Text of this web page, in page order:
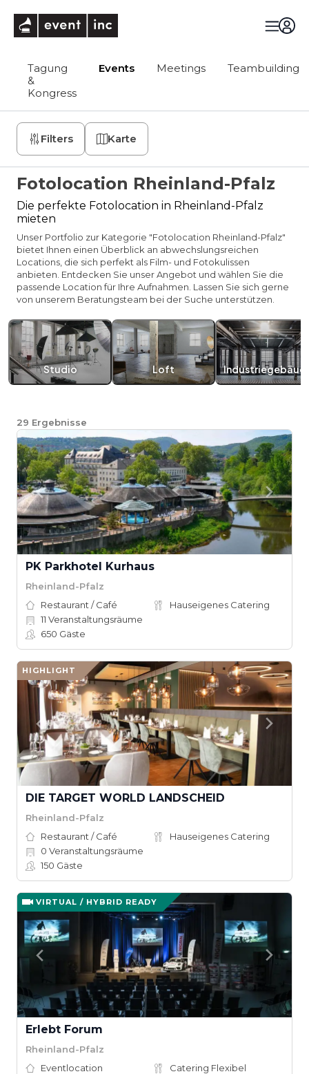
Tagung
&
Kongress
Events Meetings Teambuilding
Filters Karte
Fotolocation Rheinland-Pfalz
Die perfekte Fotolocation in Rheinland-Pfalz
mieten
Unser Portfolio zur Kategorie "Fotolocation Rheinland-Pfalz"
bietet Ihnen einen Überblick an abwechslungsreichen
Locations, die sich perfekt als Film- und Fotokulissen
anbieten. Entdecken Sie unser Angebot und wählen Sie die
passende Location für Ihre Aufnahmen. Lassen Sie sich gerne
von unserem Beratungsteam bei der Suche unterstützen.
Studio Loft
29 Ergebnisse
PK Parkhotel Kurhaus
Rheinland-Pfalz
Restaurant / Café
Hauseigenes Catering
11 Veranstaltungsräume
650 Gäste
HIGHLIGHT
DIE TARGET WORLD LANDSCHEID
Rheinland-Pfalz
Restaurant / Café
Hauseigenes Catering
0 Veranstaltungsräume
150 Gäste
VIRTUAL / HYBRID READY
Erlebt Forum
Rheinland-Pfalz
Eventlocation
Catering Flexibel